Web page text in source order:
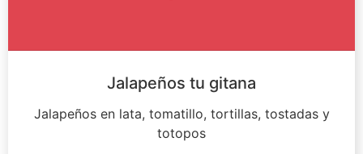
Jalapeños tu gitana
Jalapeños en lata, tomatillo, tortillas, tostadas y
totopos